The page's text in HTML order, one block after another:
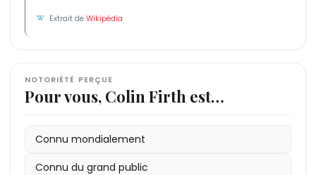
Extrait deWikipédia
NOTORIÉTÉ PERÇUE
Pour vous, Colin Firth est…
Connu mondialement
Connu du grand public